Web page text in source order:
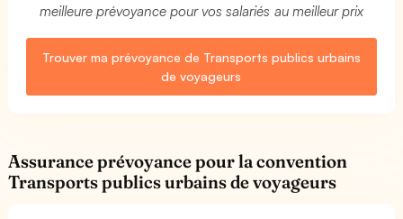
meilleure prévoyance pour vos salariés au meilleur prix
Trouver ma prévoyance de Transports publics urbains
de voyageurs
Assurance prévoyance pour la convention
Transports publics urbains de voyageurs